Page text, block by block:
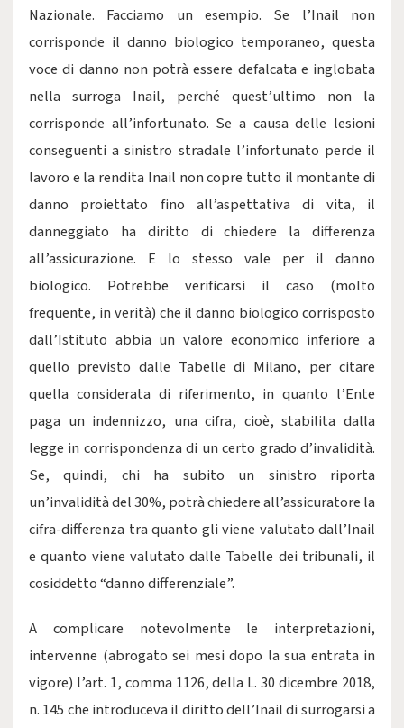
Nazionale. Facciamo un esempio. Se l’Inail non
corrisponde il danno biologico temporaneo, questa
voce di danno non potrà essere defalcata e inglobata
nella surroga Inail, perché quest’ultimo non la
corrisponde all’infortunato. Se a causa delle lesioni
conseguenti a sinistro stradale l’infortunato perde il
lavoro e la rendita Inail non copre tutto il montante di
danno proiettato fino all’aspettativa di vita, il
danneggiato ha diritto di chiedere la differenza
all’assicurazione. E lo stesso vale per il danno
biologico. Potrebbe verificarsi il caso (molto
frequente, in verità) che il danno biologico corrisposto
dall’Istituto abbia un valore economico inferiore a
quello previsto dalle Tabelle di Milano, per citare
quella considerata di riferimento, in quanto l’Ente
paga un indennizzo, una cifra, cioè, stabilita dalla
legge in corrispondenza di un certo grado d’invalidità.
Se, quindi, chi ha subito un sinistro riporta
un’invalidità del 30%, potrà chiedere all’assicuratore la
cifra-differenza tra quanto gli viene valutato dall’Inail
e quanto viene valutato dalle Tabelle dei tribunali, il
cosiddetto “danno differenziale”.
A complicare notevolmente le interpretazioni,
intervenne (abrogato sei mesi dopo la sua entrata in
vigore) l’art. 1, comma 1126, della L. 30 dicembre 2018,
n. 145 che introduceva il diritto dell’Inail di surrogarsi a